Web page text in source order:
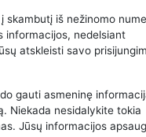
skambutį iš nežinomo
informacijos, nedelsiant
atskleisti savo
gauti asmeninę
Niekada nesidalykite tokia
Jūsų informacijos